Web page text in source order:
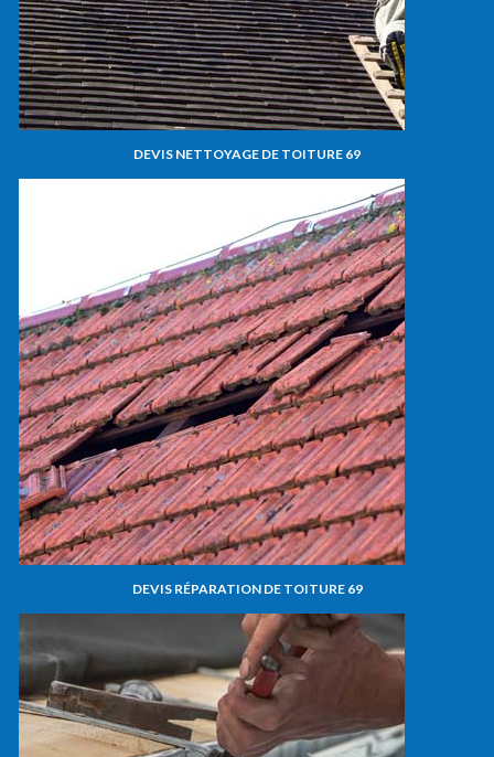
DEVIS NETTOYAGE DE TOITURE 69
DEVIS RÉPARATION DE TOITURE 69